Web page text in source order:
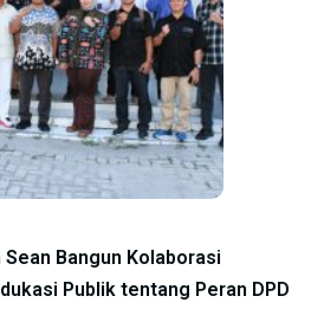
Bangun Kolaborasi
Publik tentang Peran DPD